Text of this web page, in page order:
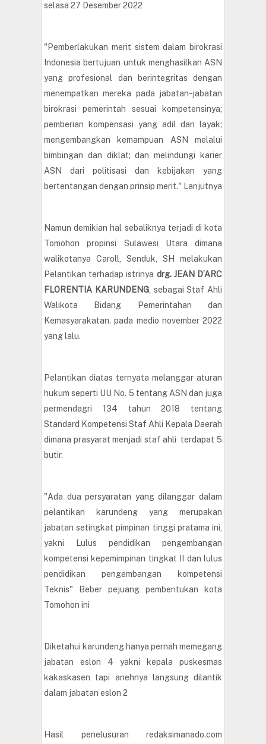
selasa 27 Desember 2022
"Pemberlakukan merit sistem dalam birokrasi
Indonesia bertujuan untuk menghasilkan ASN
yang profesional dan berintegritas dengan
menempatkan mereka pada jabatan-jabatan
birokrasi pemerintah sesuai kompetensinya;
pemberian kompensasi yang adil dan layak;
mengembangkan kemampuan ASN melalui
bimbingan dan diklat; dan melindungi karier
ASN dari politisasi dan kebijakan yang
bertentangan dengan prinsip merit." Lanjutnya
Namun demikian hal sebaliknya terjadi di kota
Tomohon propinsi Sulawesi Utara dimana
walikotanya Caroll, Senduk, SH melakukan
Pelantikan terhadap istrinya drg. JEAN D’ARC
FLORENTIA KARUNDENG, sebagai Staf Ahli
Walikota Bidang Pemerintahan dan
Kemasyarakatan. pada medio november 2022
yang lalu.
Pelantikan diatas ternyata melanggar aturan
hukum seperti UU No. 5 tentang ASN dan juga
permendagri 134 tahun 2018 tentang
Standard Kompetensi Staf Ahli Kepala Daerah
dimana prasyarat menjadi staf ahli terdapat 5
butir.
"Ada dua persyaratan yang dilanggar dalam
pelantikan karundeng yang merupakan
jabatan setingkat pimpinan tinggi pratama ini,
yakni Lulus pendidikan pengembangan
kompetensi kepemimpinan tingkat II dan lulus
pendidikan pengembangan kompetensi
Teknis" Beber pejuang pembentukan kota
Tomohon ini
Diketahui karundeng hanya pernah memegang
jabatan eslon 4 yakni kepala puskesmas
kakaskasen tapi anehnya langsung dilantik
dalam jabatan eslon 2
Hasil penelusuran redaksimanado.com